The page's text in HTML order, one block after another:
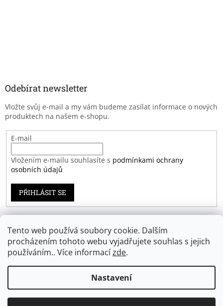
Tento web používá soubory cookie. Dalším
procházením tohoto webu vyjadřujete souhlas s jejich
používáním.. Více informacízde.
Nastavení
Odebírat newsletter
Vložte svůj e-mail a my vám budeme zasílat informace o nových
produktech na našem e-shopu.
E-mail
Vložením e-mailu souhlasíte s podmínkami ochrany
osobních údajů
PŘIHLÁSIT SE
Záruka spokojenosti
Vytvořil Shoptet